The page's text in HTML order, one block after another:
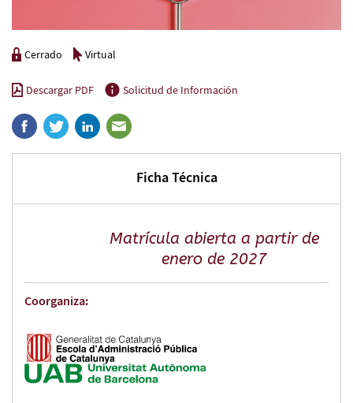
Cerrado Virtual
Descargar PDF Solicitud de Información
Ficha Técnica
Matrícula abierta a partir de
enero de 2027
Coorganiza: